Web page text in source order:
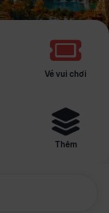
Vé vui chơi
Thêm